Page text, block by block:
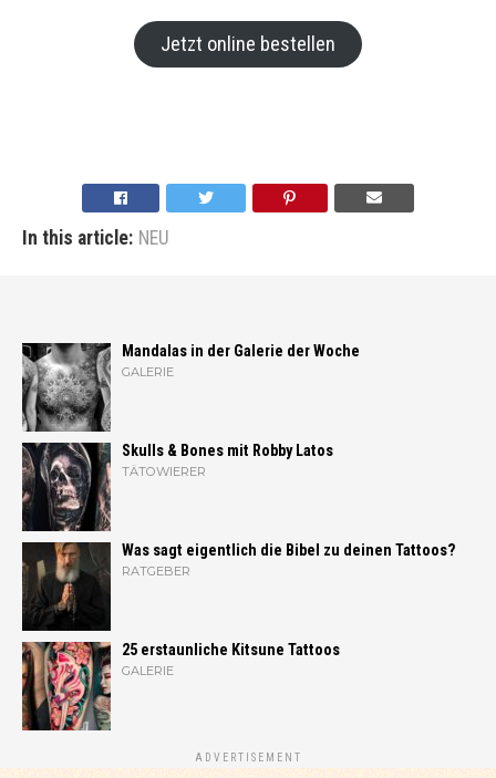
Jetzt online bestellen
In this article: NEU
Mandalas in der Galerie der Woche
GALERIE
Skulls & Bones mit Robby Latos
TÄTOWIERER
Was sagt eigentlich die Bibel zu deinen Tattoos?
RATGEBER
25 erstaunliche Kitsune Tattoos
GALERIE
ADVERTISEMENT